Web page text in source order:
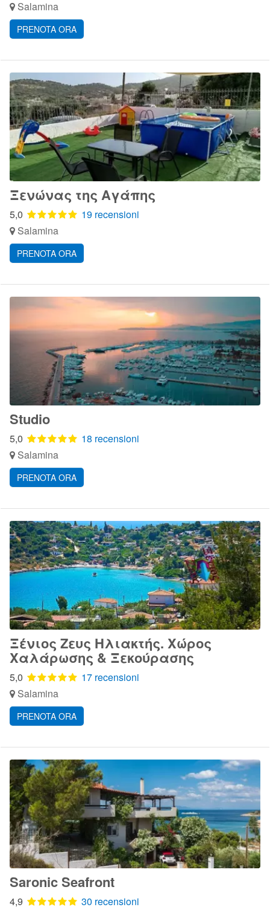
Salamina
PRENOTA ORA
Ξενώνας της Αγάπης
5,0
19 recensioni
Salamina
PRENOTA ORA
Studio
5,0
18 recensioni
Salamina
PRENOTA ORA
Ξένιος Ζευς Ηλιακτής. Χώρος
Χαλάρωσης & Ξεκούρασης
5,0
17 recensioni
Salamina
PRENOTA ORA
Saronic Seafront
4,9
30 recensioni